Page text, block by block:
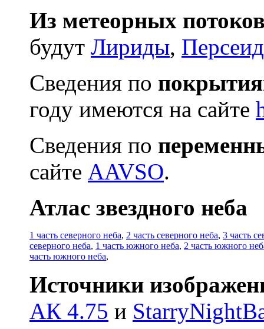
Из метеорных
будут Лириды,
Сведения по
году имеются на сайте
Сведения по
сайте AAVSO.
Атлас звездного неба
1 часть северного неба, 2 часть северного неба, 3 часть
северного неба, 1 часть южного неба, 2 часть южного
часть южного неба,
Источники
АК 4.75 и